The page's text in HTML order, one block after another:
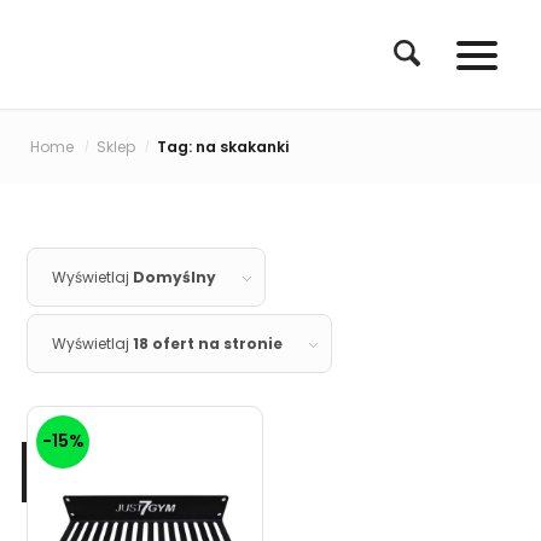
Home / Sklep / Tag: na skakanki
Wyświetlaj Domyślny
Wyświetlaj18 ofert na stronie
-15%